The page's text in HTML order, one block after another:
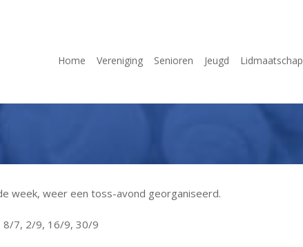
Home Vereniging Senioren Jeugd Lidmaatschap
week, weer een toss-avond georganiseerd.
8/7, 2/9, 16/9, 30/9